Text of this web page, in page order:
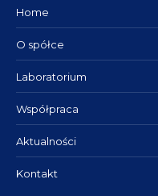
Home
O spółce
Laboratorium
Współpraca
Aktualności
Kontakt